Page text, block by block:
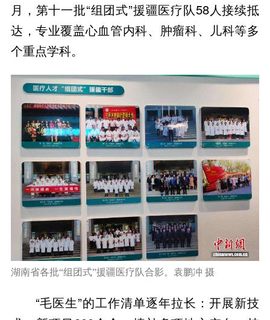
月，第十一批“组团式”援疆医疗队58人接续抵
达，专业覆盖心血管内科、肿瘤科、儿科等多
个重点学科。
湖南省各批“组团式”援疆医疗队合影。袁鹏冲 摄
“毛医生”的工作清单逐年拉长：开展新技